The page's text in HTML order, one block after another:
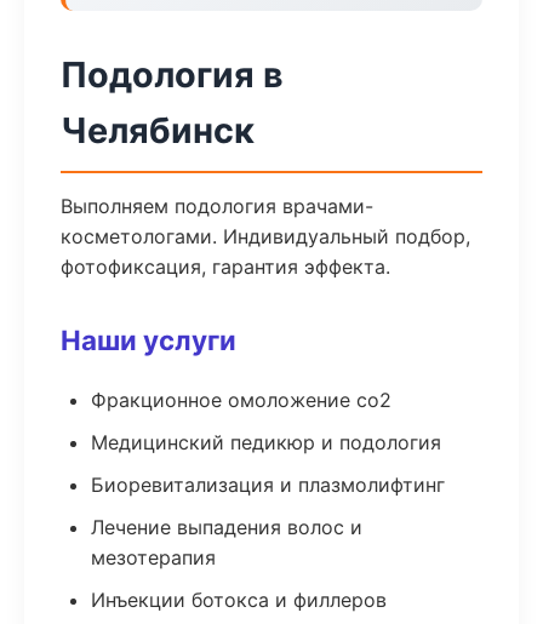
Подология в
Челябинск
Выполняем подология врачами-
косметологами. Индивидуальный подбор,
фотофиксация, гарантия эффекта.
Наши услуги
Фракционное омоложение co2
Медицинский педикюр и подология
Биоревитализация и плазмолифтинг
Лечение выпадения волос и
мезотерапия
Инъекции ботокса и филлеров